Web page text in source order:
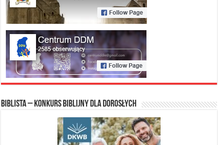
Biblista – konkurs biblijny dla dorosłych